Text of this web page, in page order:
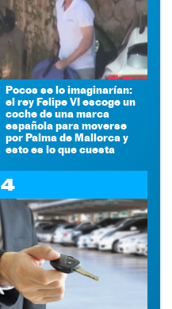
Pocos se lo imaginarían:
el rey Felipe VI escoge un
coche de una marca
española para moverse
por Palma de Mallorca y
esto es lo que cuesta
4